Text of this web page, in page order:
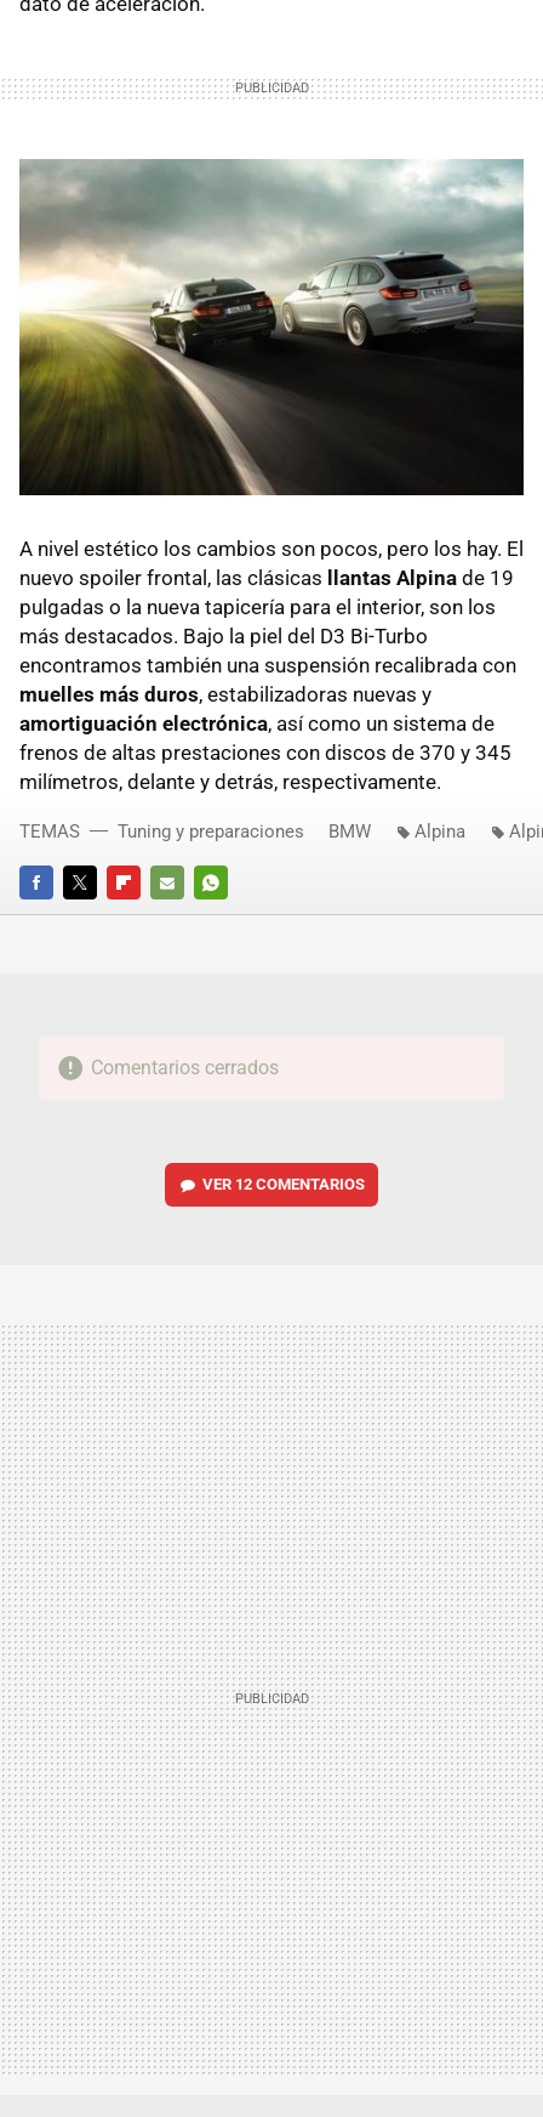
A nivel estético los cambios son pocos, pero los hay. El
nuevo spoiler frontal, las clásicas
llantas Alpina de 19
pulgadas o la nueva tapicería para el interior, son los
más destacados. Bajo la piel del D3 Bi-Turbo
encontramos también una suspensión recalibrada con
muelles más duros, estabilizadoras nuevas y
amortiguación electrónica, así como un sistema de
frenos de altas prestaciones con discos de 370 y 345
milímetros, delante y detrás, respectivamente.
FACEBOOKTWITTERFLIPBOARD
E-
WHATSAPP
TEMAS Tuning y preparaciones BMW Alpina
Comentarios cerrados
VER 12 COMENTARIOS